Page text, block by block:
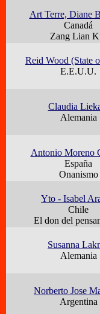
Art Terre, Diane
Canadá
Zang Lian
Reid Wood (State
E.E.U.U.
Claudia
Alemania
Antonio Moreno
España
Onanismo
Yto - Isabel
Chile
El don del
Susanna
Alemania
Norberto Jose
Argentina